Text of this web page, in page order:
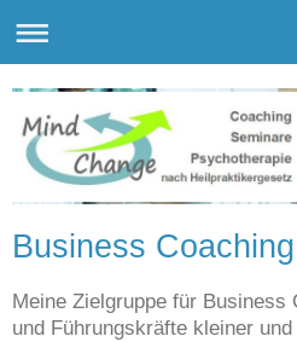
Business Coaching
Meine Zielgruppe für Business
und Führungskräfte kleiner